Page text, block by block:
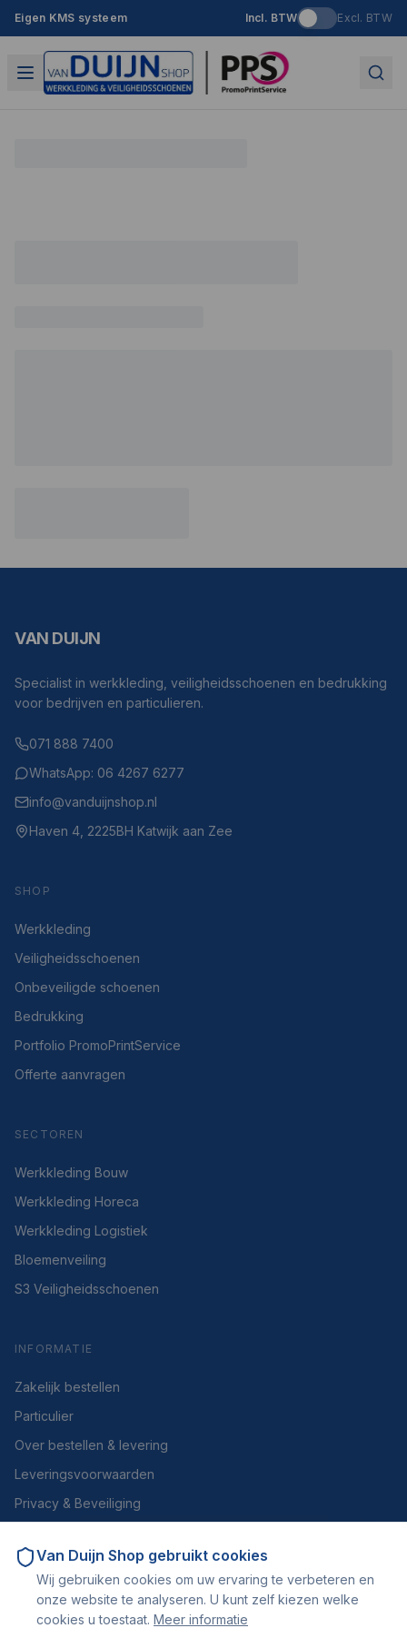
Eigen KMS systeem Incl. BTW Excl. BTW
VAN DUIJN
Specialist in werkkleding, veiligheidsschoenen en bedrukking
voor bedrijven en particulieren.
071 888 7400
WhatsApp: 06 4267 6277
info@vanduijnshop.nl
Haven 4, 2225BH Katwijk aan Zee
SHOP
Werkkleding
Veiligheidsschoenen
Onbeveiligde schoenen
Bedrukking
Portfolio PromoPrintService
Offerte aanvragen
SECTOREN
Werkkleding Bouw
Werkkleding Horeca
Werkkleding Logistiek
Bloemenveiling
S3 Veiligheidsschoenen
INFORMATIE
Zakelijk bestellen
Particulier
Over bestellen & levering
Leveringsvoorwaarden
Privacy & Beveiliging
Over ons
Contact
Van Duijn Shop gebruikt cookies
Wij gebruiken cookies om uw ervaring te verbeteren en
onze website te analyseren. U kunt zelf kiezen welke
cookies u toestaat. Meer informatie